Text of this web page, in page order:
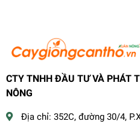
CTY TNHH ĐẦU TƯ VÀ PHÁT
NÔNG
Địa chỉ: 352C, đường 30/4,